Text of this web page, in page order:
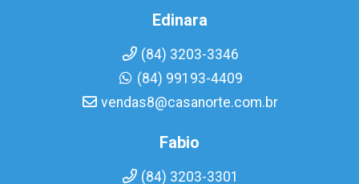
Edinara
(84) 3203-3346
(84) 99193-4409
vendas8@casanorte.com.br
Fabio
(84) 3203-3301